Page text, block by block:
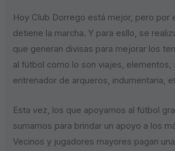
Hoy Club Dorrego está mejor, pero por
detiene la marcha. Y para esllo, se
que generan divisas para mejorar los
al fútbol como lo son viajes, elementos,
entrenador de arqueros, indumentaria,
Esta vez, los que apoyamos al fútbol
sumamos para brindar un apoyo a los
Vecinos y jugadores mayores pagan